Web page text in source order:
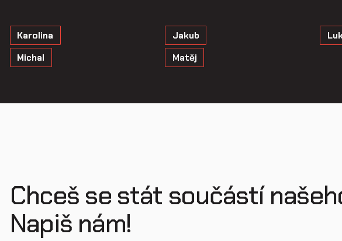
Karolina Jakub
Michal
Matěj
Chceš se stát součástí
Napiš nám!